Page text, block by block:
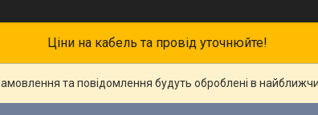
Ціни на кабель та провід уточнюйте!
та повідомлення будуть оброблені в